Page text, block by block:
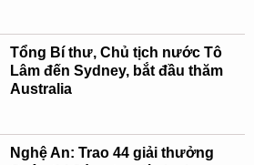
Tổng Bí thư, Chủ tịch nước Tô
Lâm đến Sydney, bắt đầu thăm
Australia
Nghệ An: Trao 44 giải thưởng